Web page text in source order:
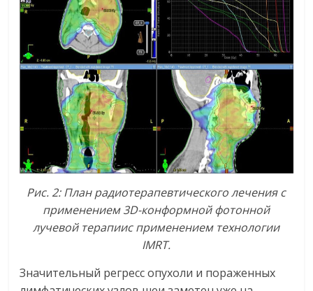
Рис. 2: План радиотерапевтического лечения с
применением 3D-конформной фотонной
лучевой терапиис применением технологии
IMRT.
Значительный регресс опухоли и пораженных